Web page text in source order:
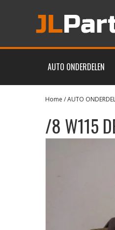
AUTO ONDERDELEN
Home /AUTO
/8 W115